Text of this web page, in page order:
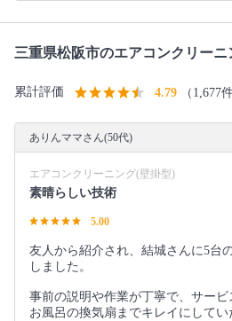
三重県松阪市のエアコンクリーニ
累計評価 4.79 （1,677
ありんママさん(50代)
エアコンクリーニング(壁掛型)
素晴らしい技術
5.00
友人から紹介され、結城さんに5台
しました。
事前の説明や作業が丁寧で、サービ
お風呂の換気扇までキレイにしてい